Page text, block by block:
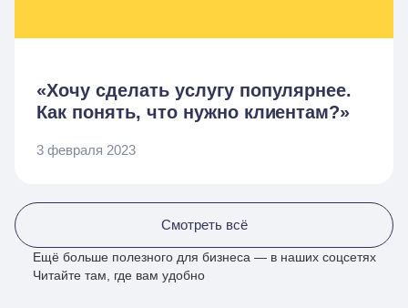
«Хочу сделать услугу популярнее.
Как понять, что нужно клиентам?»
3 февраля 2023
Смотреть всё
Ещё больше полезного для бизнеса — в наших соцсетях
Читайте там, где вам удобно